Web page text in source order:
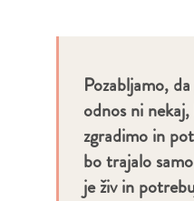
Pozabljamo,
odnos ni
zgradimo in
bo trajalo
je živ in